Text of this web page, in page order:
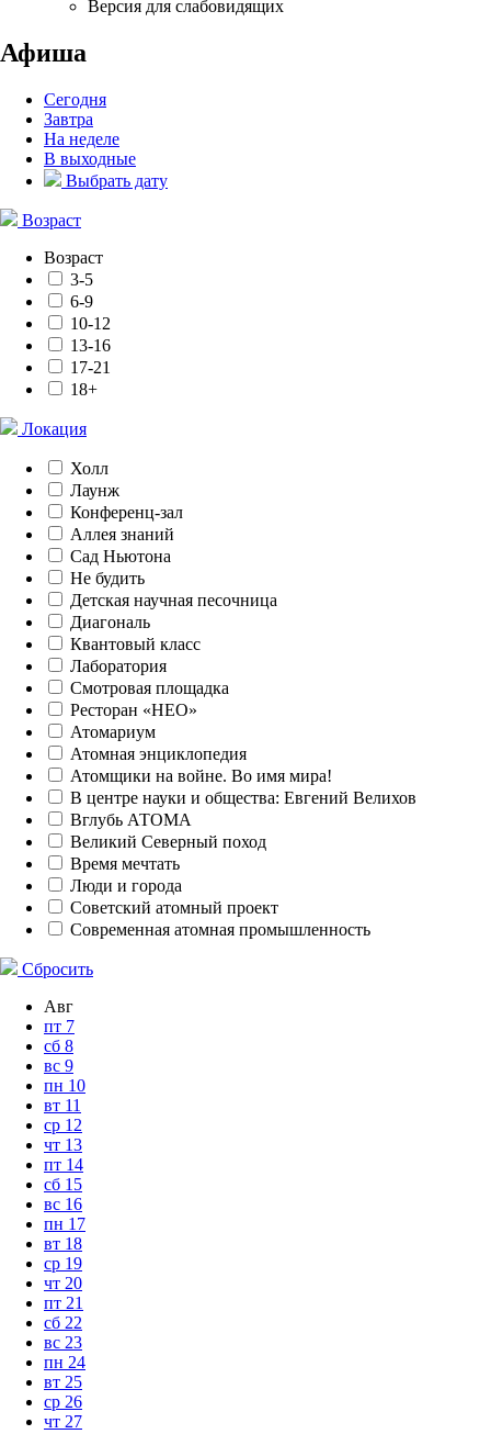
Версия для слабовидящих
Афиша
Сегодня
Завтра
На неделе
В выходные
Выбрать дату
Возраст
Возраст
3-5
6-9
10-12
13-16
17-21
18+
Локация
Холл
Лаунж
Конференц-зал
Аллея знаний
Сад Ньютона
Не будить
Детская научная песочница
Диагональ
Квантовый класс
Лаборатория
Смотровая площадка
Ресторан «НЕО»
Атомариум
Атомная энциклопедия
Атомщики на войне. Во имя мира!
В центре науки и общества: Евгений Велихов
Вглубь АТОМА
Великий Северный поход
Время мечтать
Люди и города
Советский атомный проект
Современная атомная промышленность
Сбросить
Авг
пт 7
сб 8
вс 9
пн 10
вт 11
ср 12
чт 13
пт 14
сб 15
вс 16
пн 17
вт 18
ср 19
чт 20
пт 21
сб 22
вс 23
пн 24
вт 25
ср 26
чт 27